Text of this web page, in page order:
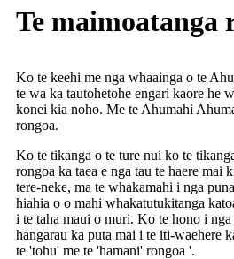
Te maimoatanga
Ko te keehi me nga whaainga o te
te wa ka tautohetohe engari kaore he
konei kia noho. Me te Ahumahi
rongoa.
Ko te tikanga o te ture nui ko te
rongoa ka taea e nga tau te haere mai
tere-neke, ma te whakamahi i nga
hiahia o o mahi whakatutukitanga
i te taha maui o muri. Ko te hono i nga
hangarau ka puta mai i te iti-waehere
te 'tohu' me te 'hamani' rongoa '.